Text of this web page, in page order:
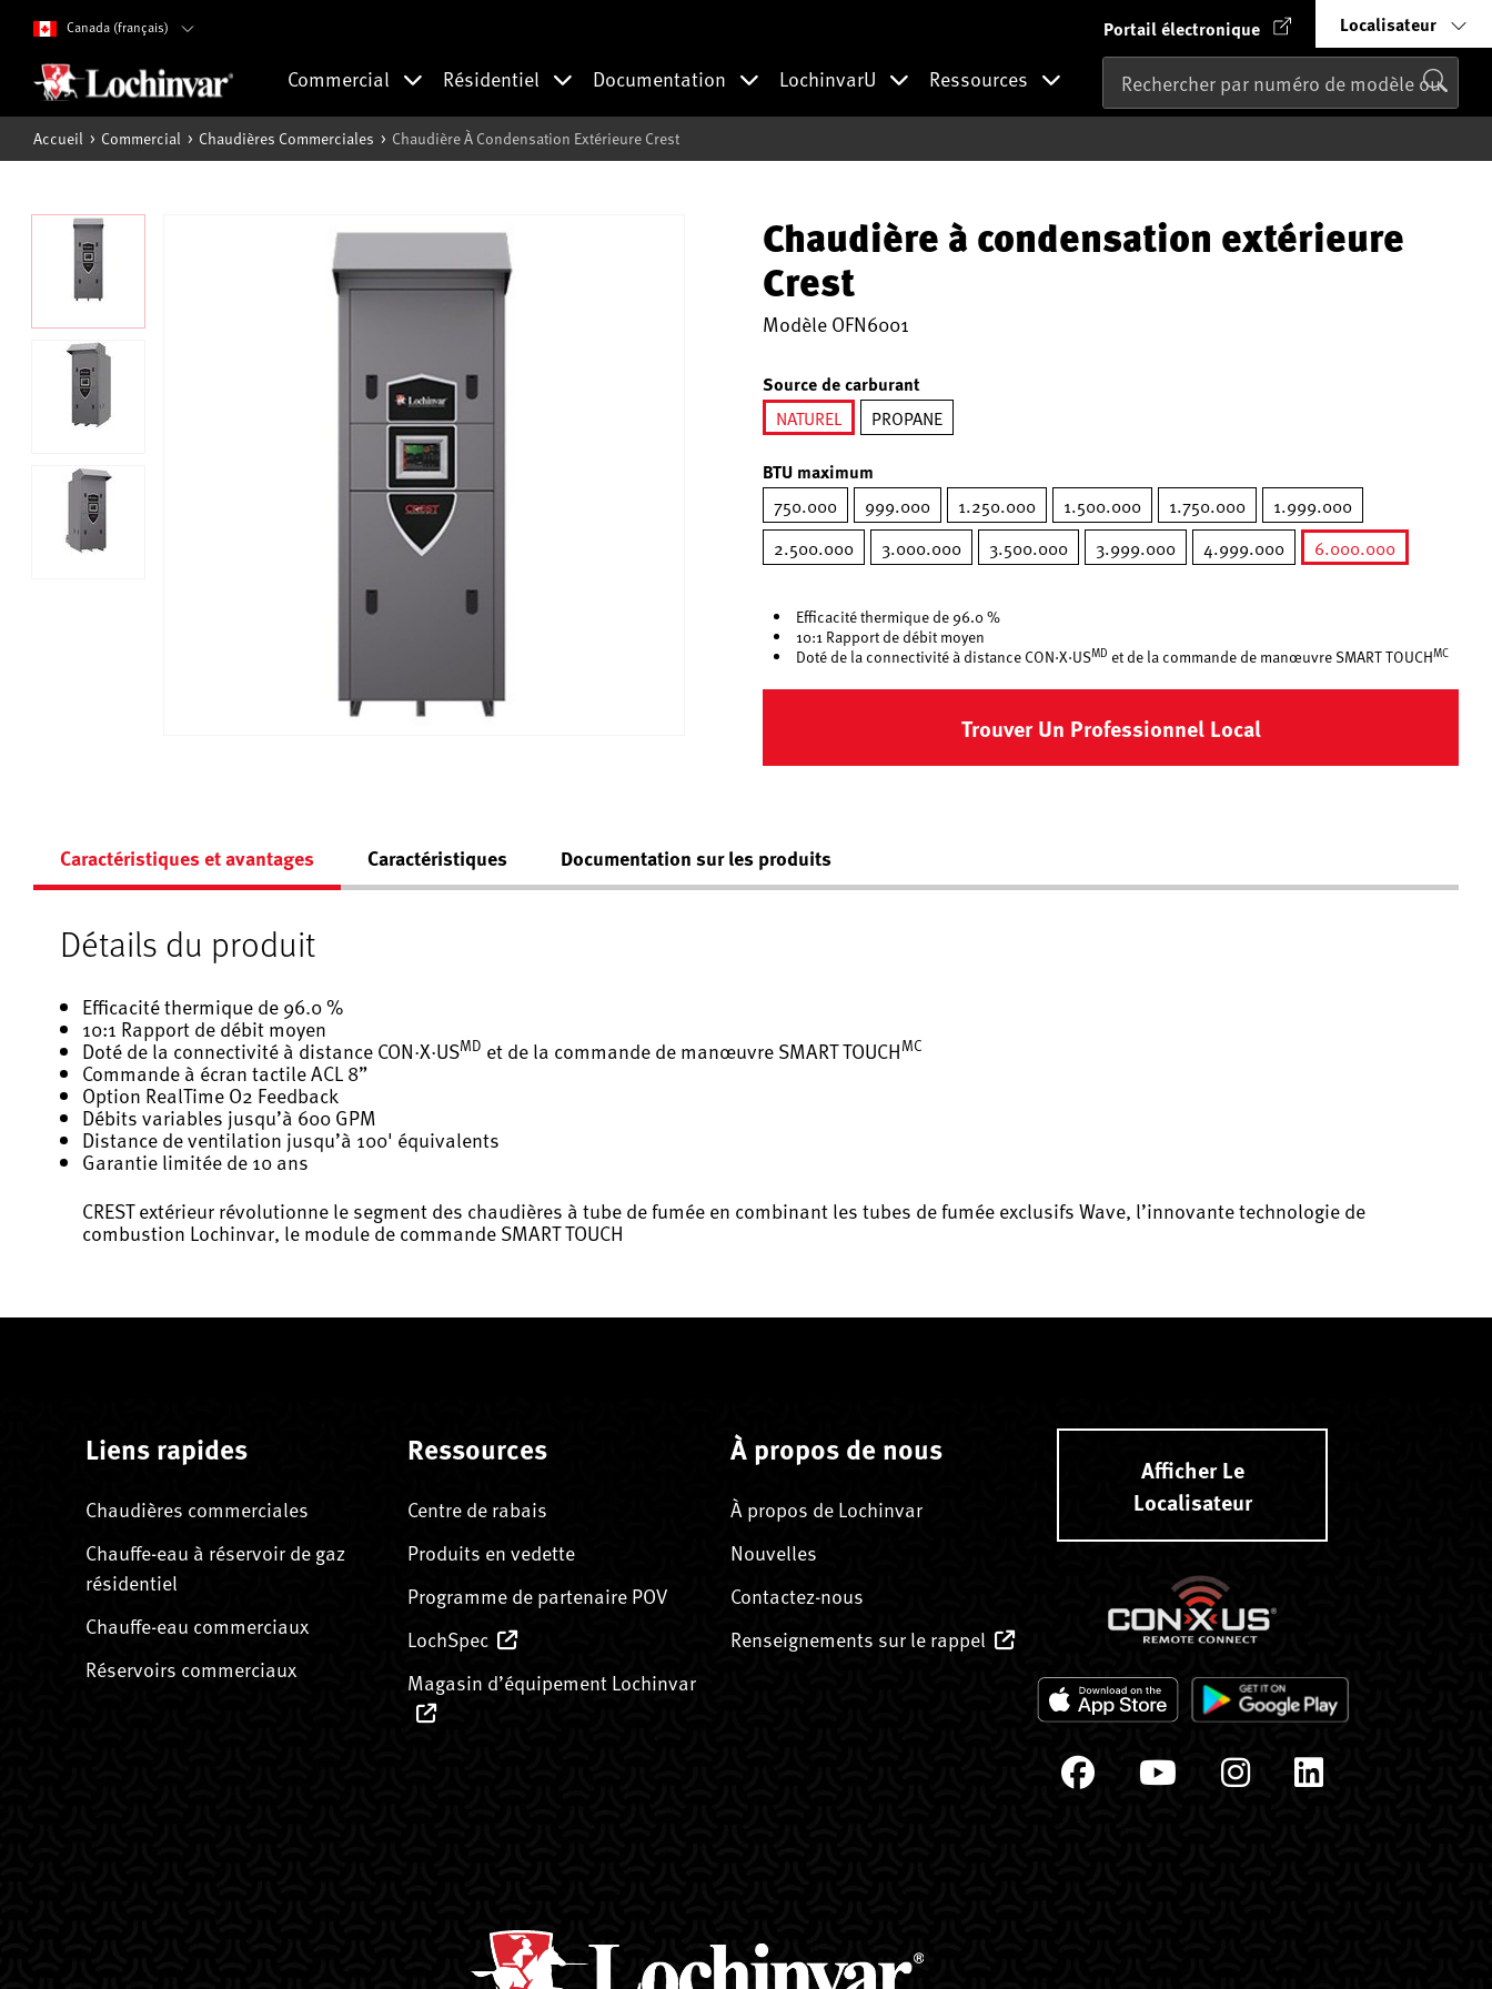
Canada (français) Portail électronique Localisateur
Commercial Résidentiel Documentation LochinvarU Ressources
Accueil Commercial Chaudières Commerciales Chaudière À Condensation Extérieure Crest
Chaudière à condensation extérieure
Crest
Modèle OFN6001
Source de carburant
NATUREL
PROPANE
BTU maximum
750.000 999.000 1.250.000 1.500.000 1.750.000
1.999.000
2.500.000
3.000.000 3.500.000 3.999.000 4.999.000
6.000.000
Efficacité thermique de 96.0 %
10:1 Rapport de débit moyen
Doté de la connectivité à distance CON·X·USMD et de la commande de manœuvre SMART TOUCHMC
Trouver Un Professionnel Local
Caractéristiques et avantages Caractéristiques Documentation sur les produits
Détails du produit
Efficacité thermique de 96.0 %
10:1 Rapport de débit moyen
Doté de la connectivité à distance CON·X·USMD et de la commande de manœuvre SMART TOUCHMC
Commande à écran tactile ACL 8”
Option RealTime O2 Feedback
Débits variables jusqu’à 600 GPM
Distance de ventilation jusqu’à 100' équivalents
Garantie limitée de 10 ans
CREST extérieur révolutionne le segment des chaudières à tube de fumée en combinant les tubes de fumée exclusifs Wave, l’innovante technologie de
combustion Lochinvar, le module de commande SMART TOUCH
Liens rapides
Chaudières commerciales
Chauffe-eau à réservoir de gaz
résidentiel
Chauffe-eau commerciaux
Réservoirs commerciaux
Ressources
Centre de rabais
Produits en vedette
Programme de partenaire POV
LochSpec
Magasin d’équipement Lochinvar
À propos de nous
À propos de Lochinvar
Nouvelles
Contactez-nous
Renseignements sur le rappel
Afficher Le
Localisateur